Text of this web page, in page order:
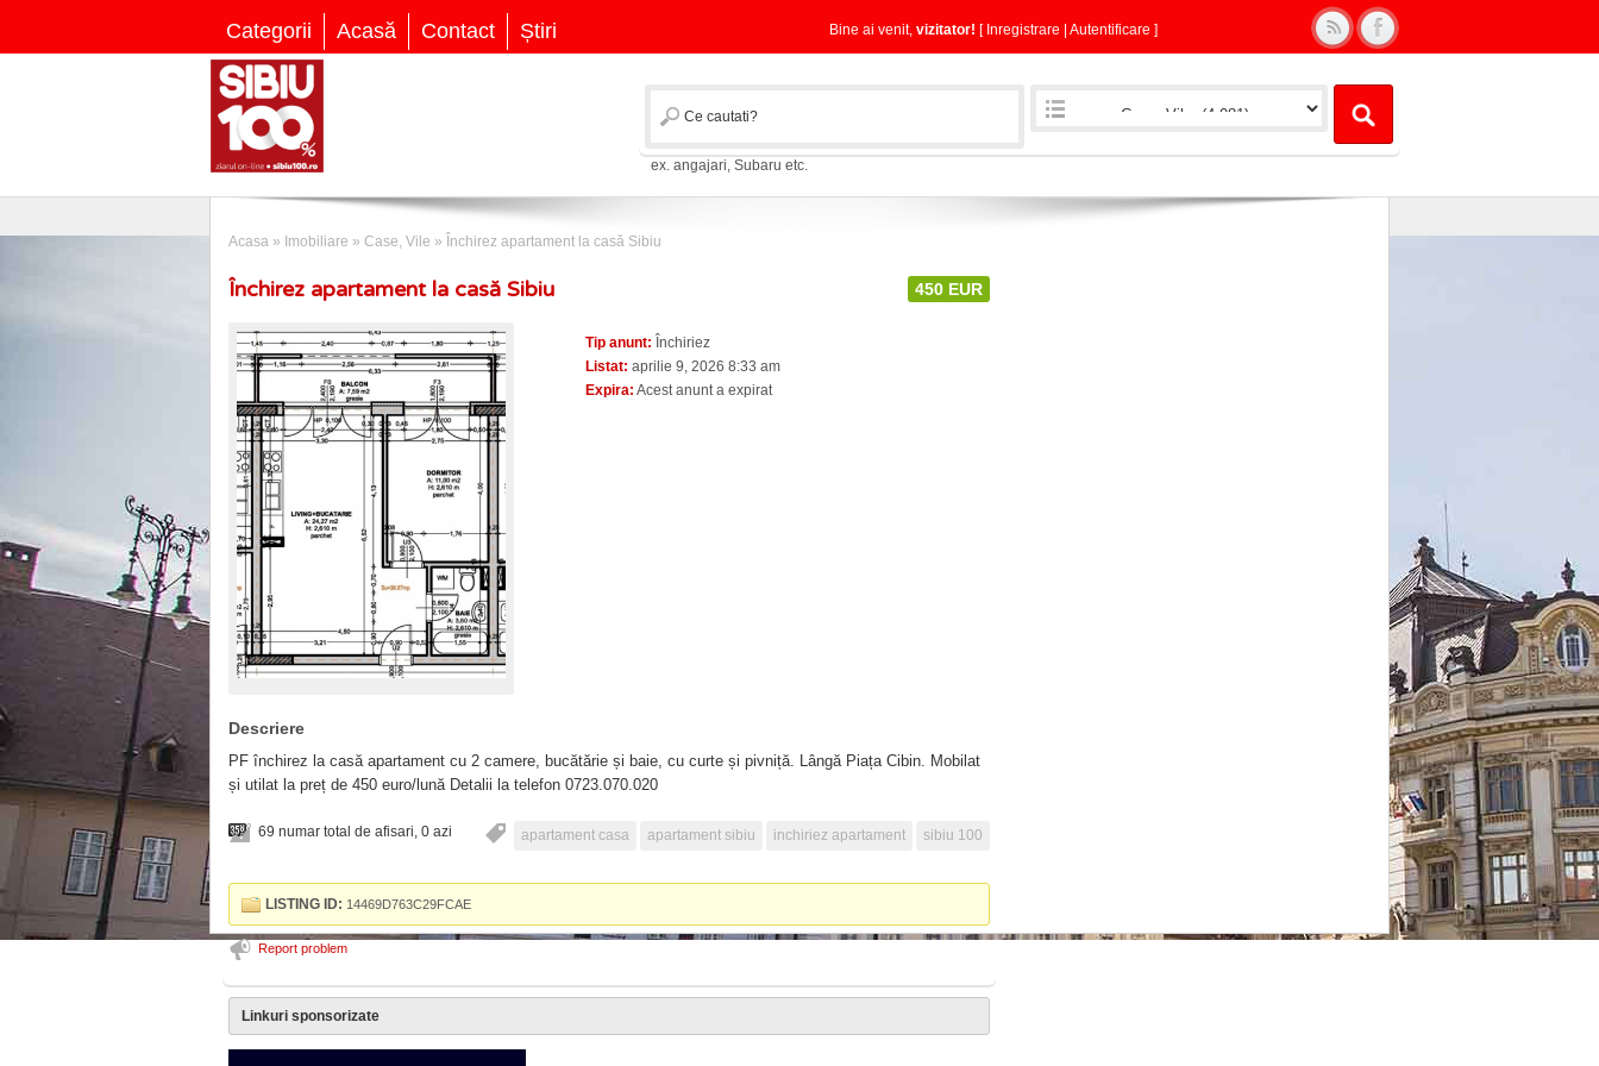
Categorii Acasă Contact Știri Bine ai venit, vizitator! [ Inregistrare Autentificare ]
ex. angajari, Subaru etc.
Acasa » Imobiliare » Case, Vile » Închirez apartament la casă Sibiu
450 EUR
Închirez apartament la casă Sibiu
Tip anunt: Închiriez
Listat: aprilie 9, 2026 8:33 am
Expira: Acest anunt a expirat
Descriere
PF închirez la casă apartament cu 2 camere, bucătărie și baie, cu curte și pivniță. Lângă Piața Cibin. Mobilat
și utilat la preț de 450 euro/lună Detalii la telefon 0723.070.020
apartament casa apartament sibiu inchiriez apartament sibiu 100
69 numar total de afisari, 0 azi
LISTING ID: 14469D763C29FCAE
Report problem
Linkuri sponsorizate